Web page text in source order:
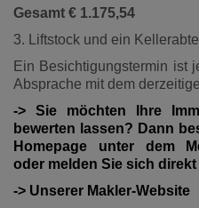
Gesamt € 1.175,54
3. Liftstock und ein
Ein Besichtigungstermin ist
Absprache mit dem
-> Sie möchten Ihre
bewerten lassen? Dann
Homepage unter dem
oder melden Sie sich direkt
-> Unserer Makler-Website